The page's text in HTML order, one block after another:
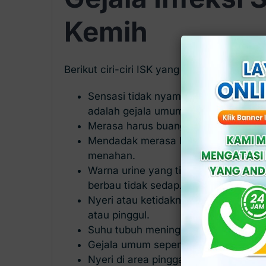
Kemih
Berikut ciri-ciri ISK yang umum:
Sensasi tidak nyaman atau sakit
adalah gejala umum ISK.
Merasa harus buang air kecil lebih
Mendadak merasa harus buang air
menahan.
Warna urine yang tidak biasa,
berbau tidak sedap.
Nyeri atau ketidaknyamanan di
atau pinggul.
Suhu tubuh meningkat dan
Gejala umum seperti lelah dan
Nyeri di area pinggang atau